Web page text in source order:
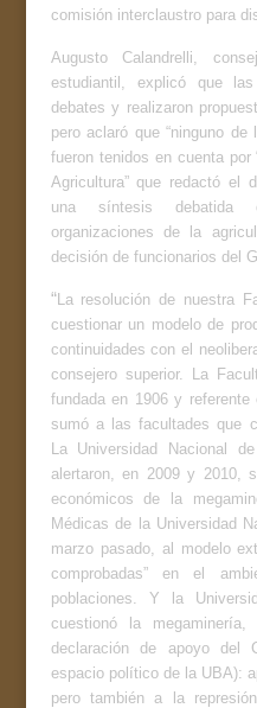
comisión interclaustro para
Augusto Calandrelli,
estudiantil, explicó que
debates y realizaron
pero aclaró que “ninguno
fueron tenidos en cuenta
Agricultura” que redactó el
una síntesis debatida
organizaciones de la
decisión de funcionarios del
“La resolución de nuestra
cuestionar un modelo de
continuidades con el
consejero superior. La
fundada en 1906 y
sumó a las facultades que
La Universidad Nacional
alertaron, en 2009 y 2010,
económicos de la
Médicas de la Universidad
marzo pasado, al modelo
comprobadas” en el
poblaciones. Y la
cuestionó la
declaración de apoyo del
espacio político de la UBA):
pero también a la